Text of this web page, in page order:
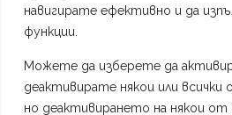
навигирате ефективно и да
функции.
Можете да изберете да
деактивирате някои или всички
но деактивирането на някои
Политика на
Изработка на сайт от